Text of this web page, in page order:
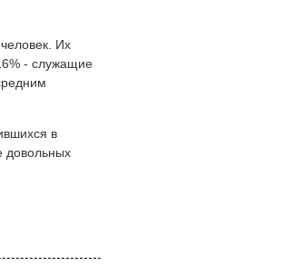
Их
- служащие
в
довольных